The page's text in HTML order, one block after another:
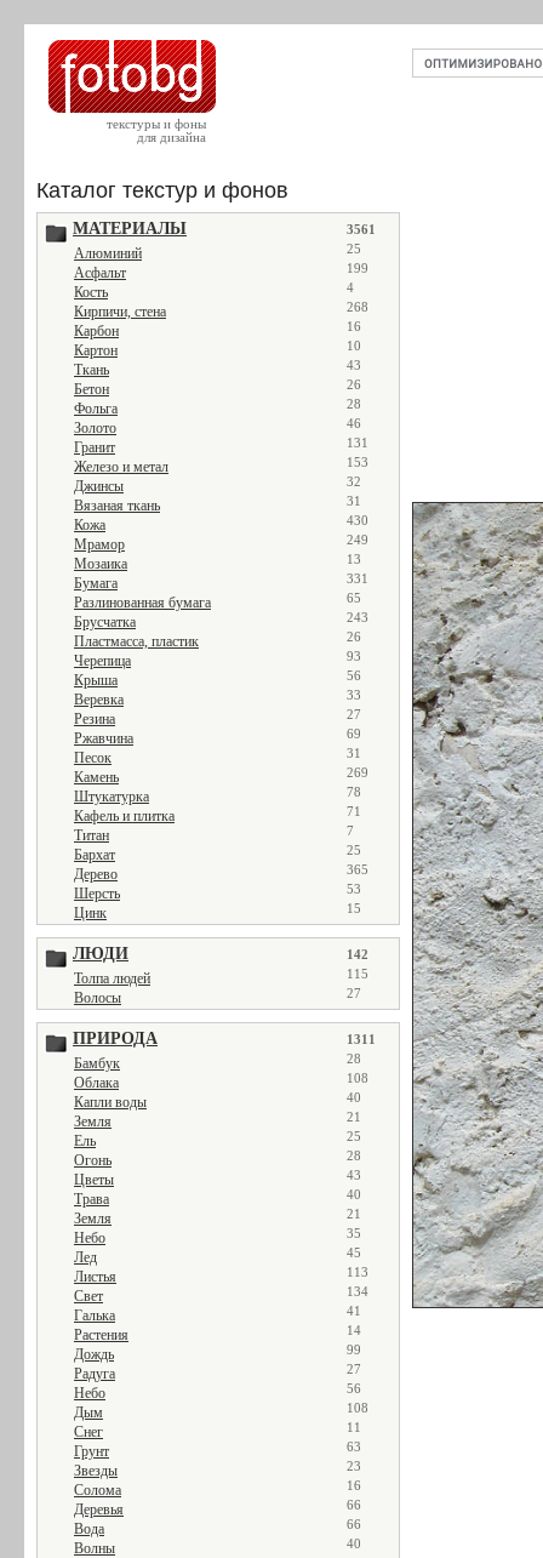
текстуры и фоны
для дизайна
Каталог текстур и фонов
МАТЕРИАЛЫ 3561
Алюминий 25
Асфальт 199
Кость 4
Кирпичи, стена 268
Карбон 16
Картон 10
Ткань 43
Бетон 26
Фольга 28
Золото 46
Гранит 131
Железо и метал 153
Джинсы 32
Вязаная ткань 31
Кожа 430
Мрамор 249
Мозаика 13
Бумага 331
Разлинованная бумага 65
Брусчатка 243
Пластмасса, пластик 26
Черепица 93
Крыша 56
Веревка 33
Резина 27
Ржавчина 69
Песок 31
Камень 269
Штукатурка 78
Кафель и плитка 71
Титан 7
Бархат 25
Дерево 365
Шерсть 53
Цинк 15
ЛЮДИ 142
Толпа людей 115
Волосы 27
ПРИРОДА 1311
Бамбук 28
Облака 108
Капли воды 40
Земля 21
Ель 25
Огонь 28
Цветы 43
Трава 40
Земля 21
Небо 35
Лед 45
Листья 113
Свет 134
Галька 41
Растения 14
Дождь 99
Радуга 27
Небо 56
Дым 108
Снег 11
Грунт 63
Звезды 23
Солома 16
Деревья 66
Вода 66
Волны 40